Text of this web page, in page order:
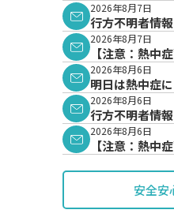
2026年8月7日
行方不明者情
2026年8月7日
【注意：熱中
警戒アラート
2026年8月6日
明日は熱中症
2026年8月6日
行方不明者情報
2026年8月6日
【注意：熱中
安全安